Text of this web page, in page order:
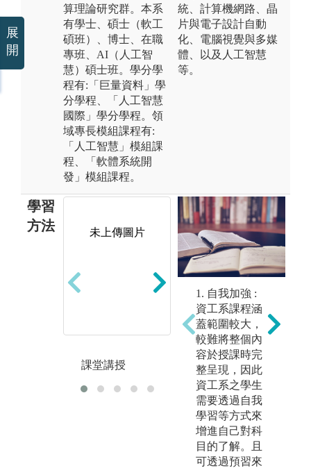
算理論研究群。本系
有學士、碩士（軟工
碩班）、博士、在職
專班、AI（人工智
慧）碩士班。學分學
程有:「巨量資料」學
分學程、「人工智慧
國際」學分學程。領
域專長模組課程有:
「人工智慧」模組課
程、「軟體系統開
發」模組課程。
統、計算機網路、晶
片與電子設計自動
化、電腦視覺與多媒
體、以及人工智慧
等。
學習
方法
未上傳圖片
課堂講授
課程
圖解:系上最新
AI PC電腦
1. 自我加強 :
資工系課程涵
蓋範圍較大，
較難將整個內
容於授課時完
整呈現，因此
資工系之學生
需要透過自我
學習等方式來
增進自己對科
目的了解。且
可透過預習來
展
開